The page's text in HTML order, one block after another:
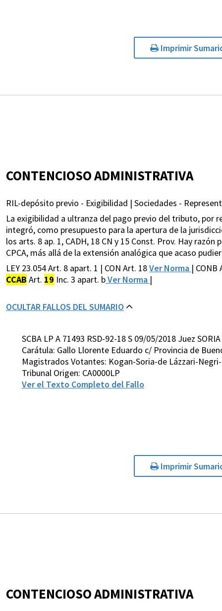
Imprimir
CONTENCIOSO ADMINISTRATIVA
RIL-depósito previo - Exigibilidad | Sociedades -
La exigibilidad a ultranza del pago previo del tributo, por
integró, como presupuesto para la apertura de la
los arts. 8 ap. 1, CADH, 18 CN y 15 Const. Prov. Hay
CPCA, más allá de la extensión analógica que acaso
LEY 23.054 Art. 8 apart. 1 | CON Art. 18Ver Norma |
CCAB Art. 19 Inc. 3 apart. bVer Norma |
OCULTAR FALLOS DEL SUMARIO
SCBA LP A 71493 RSD-92-18 S 09/05/2018 Juez
Carátula: Gallo Llorente Eduardo c/ Provincia de
Magistrados Votantes: Kogan-Soria-de Lázzari-
Tribunal Origen: CA0000LP
Ver el Texto Completo del Fallo
Imprimir
CONTENCIOSO ADMINISTRATIVA